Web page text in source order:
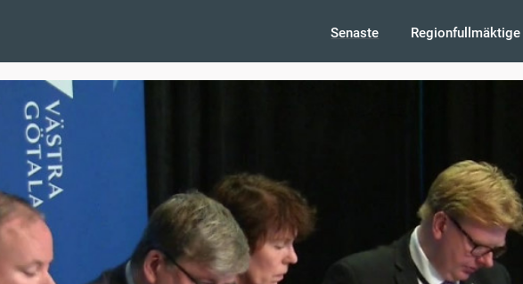
Senaste Regionfullmäktige